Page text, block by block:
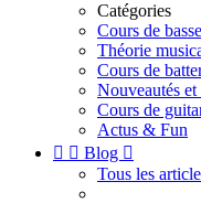
Catégories
Cours de basse
Théorie
Cours de
Nouveautés
Cours de
Actus & Fun
  Blog 
Tous les